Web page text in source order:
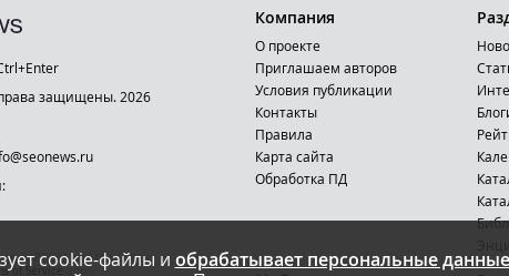
cookie-файлы и обрабатывает персональные данные
защищены. 2026
and the Google
of Serviceapply.
Компания
О проекте
Приглашаем авторов
Условия публикации
Контакты
Правила
Карта сайта
Обработка ПД